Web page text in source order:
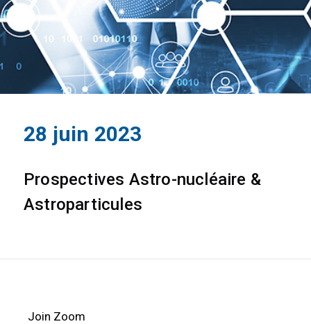
28 juin 2023
Prospectives Astro-nucléaire &
Astroparticules
Join Zoom